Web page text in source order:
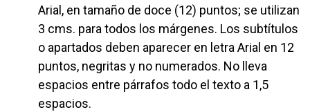
Arial, en tamaño de doce (12) puntos; se utilizan
3 cms. para todos los márgenes. Los subtítulos
o apartados deben aparecer en letra Arial en 12
puntos, negritas y no numerados. No lleva
espacios entre párrafos todo el texto a 1,5
espacios.